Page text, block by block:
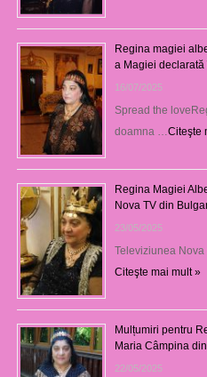
Regina magiei
a Magiei
16/07/2025
Spread the
doamna …Citeşte
Regina Magiei
Nova TV din
23/05/2025
Televiziunea
Citeşte mai mult »
Mulțumiri pentru
Maria Câmpina
22/05/2025